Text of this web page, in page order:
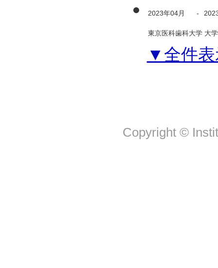
2023年04月 -
東京医科歯科大学 大
▼全件表
Copyright ©